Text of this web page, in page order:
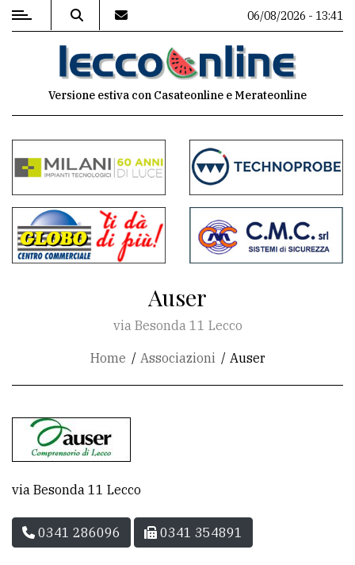
MENU
commenti
Contenuti
del
sito
redazione
Scrivici
tua
pubblicità
06/08/2026 - 13:41
Versione estiva con Casateonline e Merateonline
Auser
via Besonda 11 Lecco
Home Associazioni Auser
via Besonda 11 Lecco
0341 286096 0341 354891